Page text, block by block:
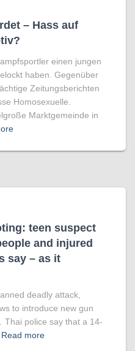
– Hass auf
einen jungen
haben. Gegenüber
Zeitungsberichten
Homosexuelle.
Marktgemeinde in
teen suspect
and injured
say – as it
deadly attack,
to introduce new gun
police say that a 14-
Read more